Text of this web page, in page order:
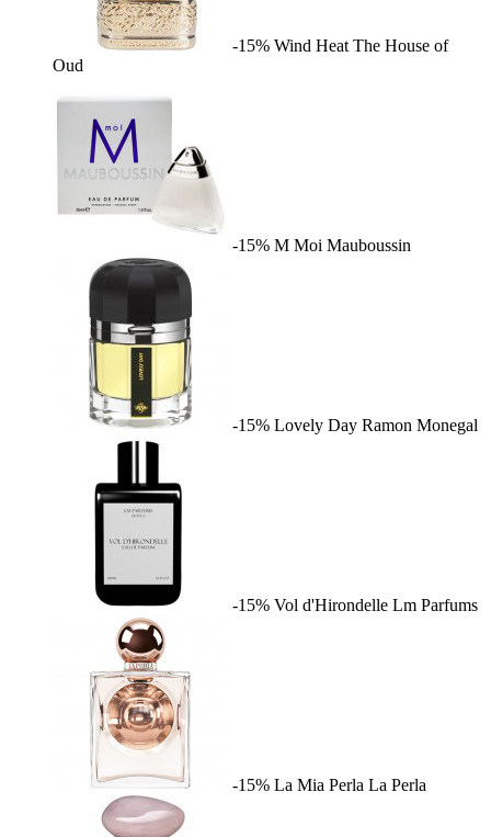
-15% Wind Heat The House of
Oud
-15% M Moi Mauboussin
-15% Lovely Day Ramon Monegal
-15% Vol d'Hirondelle Lm Parfums
-15% La Mia Perla La Perla